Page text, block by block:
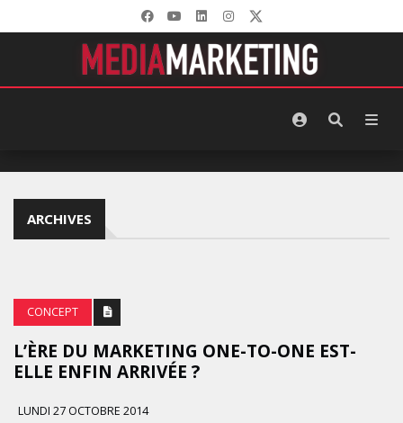
ARCHIVES
CONCEPT
L’ÈRE DU MARKETING ONE-TO-ONE EST-
ELLE ENFIN ARRIVÉE ?
LUNDI 27 OCTOBRE 2014